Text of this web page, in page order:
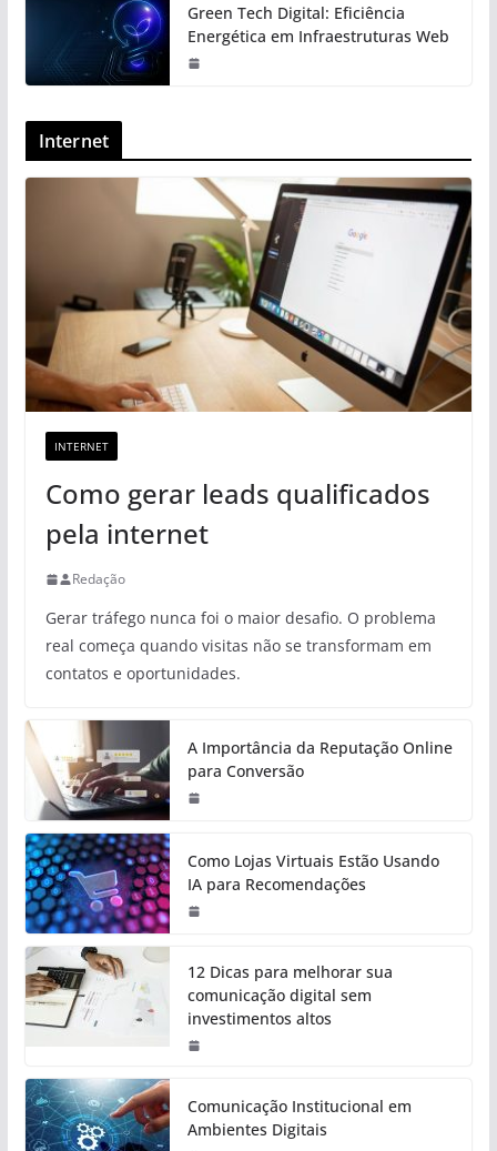
Green Tech Digital: Eficiência
Energética em Infraestruturas Web
Internet
INTERNET
Como gerar leads qualificados
pela internet
Redação
Gerar tráfego nunca foi o maior desafio. O problema
real começa quando visitas não se transformam em
contatos e oportunidades.
A Importância da Reputação Online
para Conversão
Como Lojas Virtuais Estão Usando
IA para Recomendações
12 Dicas para melhorar sua
comunicação digital sem
investimentos altos
Comunicação Institucional em
Ambientes Digitais